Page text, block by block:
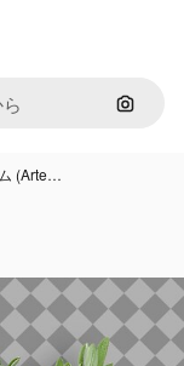
画像で
(Arte…